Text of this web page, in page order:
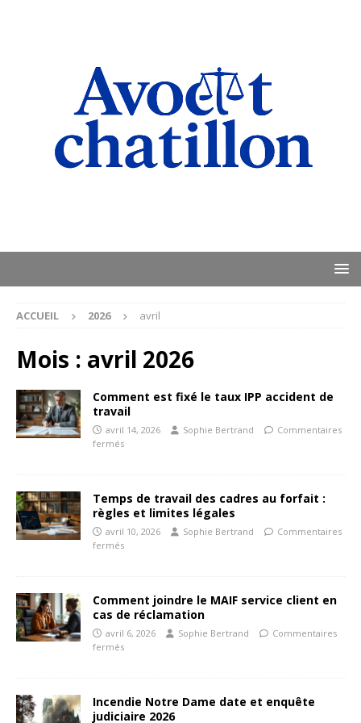
ACCUEIL 2026 avril
Mois : avril 2026
Comment est fixé le taux IPP accident de
travail
avril 14, 2026 Sophie Bertrand
Commentaires
fermés
Temps de travail des cadres au forfait :
règles et limites légales
avril 10, 2026 Sophie Bertrand
Commentaires
fermés
Comment joindre le MAIF service client en
cas de réclamation
avril 6, 2026 Sophie Bertrand
Commentaires
fermés
Incendie Notre Dame date et enquête
judiciaire 2026